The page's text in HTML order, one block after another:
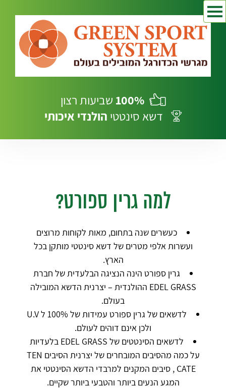
100% שביעות רצון
דשא סינטטי הולנדי איכותי
למה גרין ספורט?
כעשרים שנה בתחום, מאות לקוחות מרוצים
ועשרות אלפי מטרים של דשא סינטטי מותקן בכל
הארץ.
גרין ספורט הינה הנציגה הבלעדית של חברת
EDEL GRASS ההולנדית – יצרנית הדשא המובילה
בעולם.
לדשאים של גרין ספורט עמידות של 100% ל U.V
ולכן אינם דוהים לעולם.
לדשאים הסינטטים של EDEL GRASS בלעדיות
על כמה מהסיבים המובחרים של יצרנית הסיבים TEN
CATE , סיבים המקנים למרבדי הדשא הסינטטי את
המגע הנעים ביותר והטבעי ביותר שקיים.